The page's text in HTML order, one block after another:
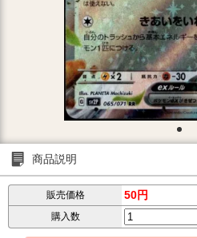
商品説明
販売価格 50円
購入数